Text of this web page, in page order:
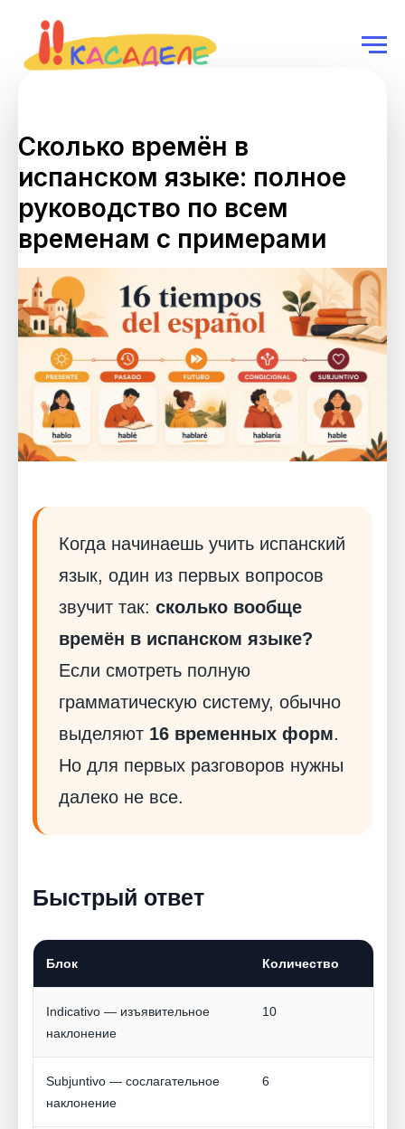
Сколько времён в
испанском языке: полное
руководство по всем
временам с примерами
Когда начинаешь учить испанский
язык, один из первых вопросов
звучит так: сколько вообще
времён в испанском языке?
Если смотреть полную
грамматическую систему, обычно
выделяют 16 временных форм.
Но для первых разговоров нужны
далеко не все.
Быстрый ответ
Блок Количество
Indicativo — изъявительное
наклонение
10
Subjuntivo — сослагательное
наклонение
6